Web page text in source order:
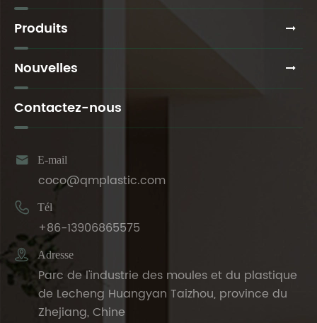
Produits
Nouvelles
Contactez-nous
 E-mail
coco@qmplastic.com
 Tél
+86-13906865575
 Adresse
Parc de l'industrie des moules et du plastique
de Lecheng Huangyan Taizhou, province du
Zhejiang, Chine